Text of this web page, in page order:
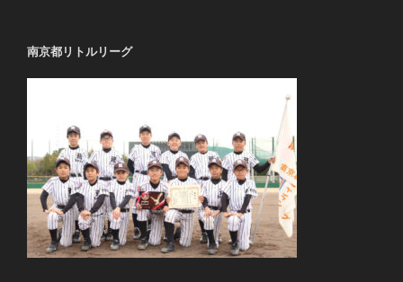
ン
南京都リトルリーグ